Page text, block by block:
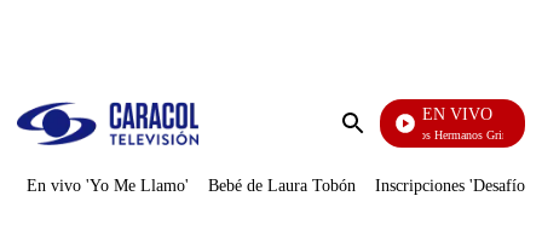
Enviar
EN VIVO
Cuentos De Los Hermanos Grimm
En vivo 'Yo Me Llamo' Bebé de Laura Tobón Inscripciones 'Desafío'